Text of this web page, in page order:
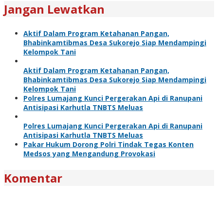
Jangan Lewatkan
Aktif Dalam Program Ketahanan Pangan,
Bhabinkamtibmas Desa Sukorejo Siap Mendampingi
Kelompok Tani
Aktif Dalam Program Ketahanan Pangan,
Bhabinkamtibmas Desa Sukorejo Siap Mendampingi
Kelompok Tani
Polres Lumajang Kunci Pergerakan Api di Ranupani
Antisipasi Karhutla TNBTS Meluas
Polres Lumajang Kunci Pergerakan Api di Ranupani
Antisipasi Karhutla TNBTS Meluas
Pakar Hukum Dorong Polri Tindak Tegas Konten
Medsos yang Mengandung Provokasi
Komentar